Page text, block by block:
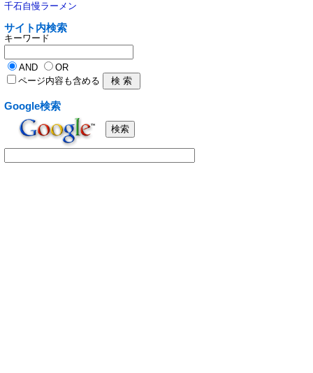
千石自慢ラーメン
サイト内検索
キーワード
AND
OR
ページ内容も含める
Google検索